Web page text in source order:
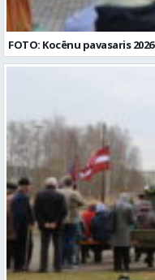
FOTO: Kocēnu pavasaris 2026